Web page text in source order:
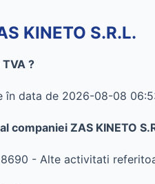
KINETO S.R.L.
?
în data de 2026-08-08
ZAS KINETO
- Alte activitati